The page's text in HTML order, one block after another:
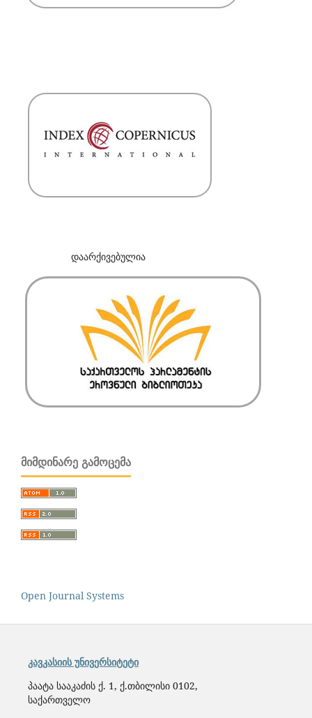
დაარქივებულია
ᲛᲘᲛᲓᲘᲜᲐᲠᲔ ᲒᲐᲛᲝᲪᲔᲛᲐ
Open Journal Systems
კავკასიის უნივერსიტეტი
პაატა სააკაძის ქ. 1, ქ.თბილისი 0102,
საქართველო